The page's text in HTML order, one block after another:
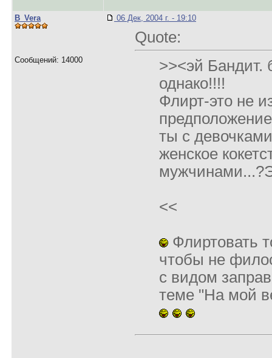
B_Vera
Сообщений: 14000
06 Дек, 2004 г. - 19:10
Quote:
>><эй Бандит.
однако!!!!
Флирт-это не
ты с
женское
<<
Флиртовать
чтобы не
с видом
теме "На мой